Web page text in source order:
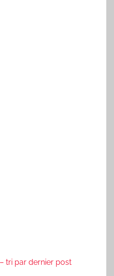
tri par dernier post